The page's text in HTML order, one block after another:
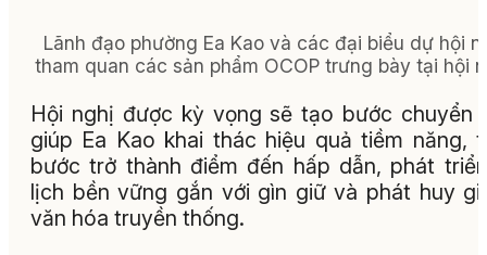
Lãnh đạo phường Ea Kao và các đại biểu dự hội
tham quan các sản phẩm OCOP trưng bày tại hội
Hội nghị được kỳ vọng sẽ tạo bước chuyển
giúp Ea Kao khai thác hiệu quả tiềm năng,
bước trở thành điểm đến hấp dẫn, phát
lịch bền vững gắn với gìn giữ và phát huy
văn hóa truyền thống.